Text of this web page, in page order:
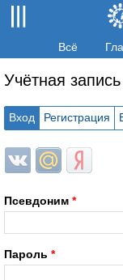
Всё
Учётная
Вход Регистрация
Login with ВКонтакте
Login with Mail.ru
Login with
Псевдоним *
Пароль *